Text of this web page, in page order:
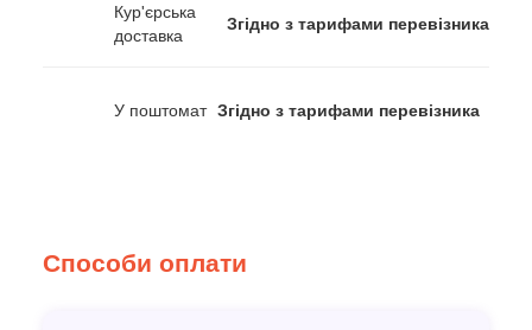
Кур'єрська
доставка
Згідно з тарифами перевізника
У поштомат Згідно з тарифами перевізника
Способи оплати